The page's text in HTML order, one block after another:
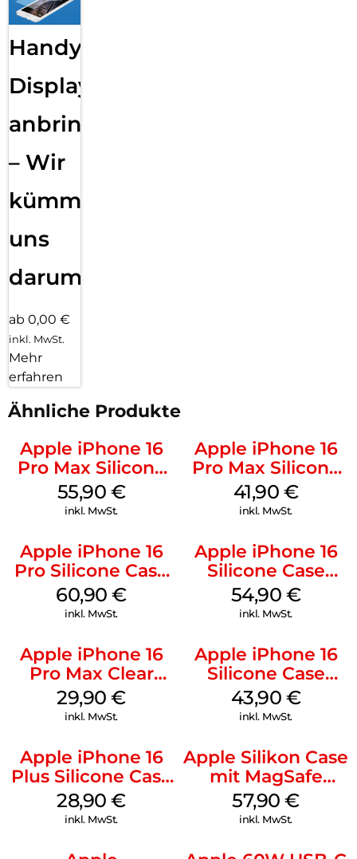
Handy
Displayfolie
anbringen
– Wir
kümmern
uns
darum!
ab 0,00 €
inkl. MwSt.
Mehr
erfahren
Ähnliche Produkte
Apple iPhone 16
Pro Max Silicone
Case MagSafe
Stone Gray
55,90 €
inkl. MwSt.
Apple iPhone 16
Pro Max Silicone
Case MagSafe
Ultramarine
41,90 €
inkl. MwSt.
Apple iPhone 16
Pro Silicone Case
MagSafe Stone
Gray
60,90€
inkl. MwSt.
Apple iPhone 16
Silicone Case
MagSafe Lake
Green
54,90 €
inkl. MwSt.
Apple iPhone 16
Pro Max Clear
Case MagSafe
Transparent
29,90€
inkl. MwSt.
Apple iPhone 16
Silicone Case
MagSafe Plum
43,90 €
inkl. MwSt.
Apple iPhone 16
Plus Silicone Case
MagSafe Black
28,90€
inkl. MwSt.
Apple Silikon Case
mit MagSafe
iPhone 14 Pro
(PRODUCT)RED
57,90€
inkl. MwSt.